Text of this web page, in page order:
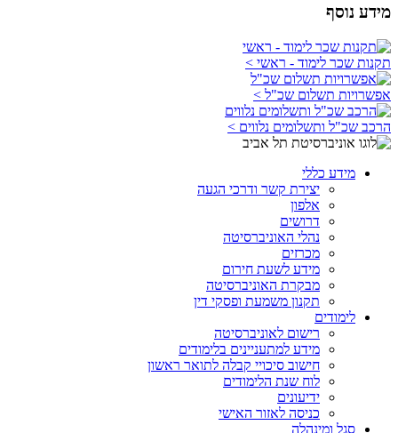
מידע נוסף
תקנות שכר לימוד - ראשי >
אפשרויות תשלום שכ"ל >
הרכב שכ"ל ותשלומים נלווים >
מידע כללי
יצירת קשר ודרכי הגעה
אלפון
דרושים
נהלי האוניברסיטה
מכרזים
מידע לשעת חירום
מבקרת האוניברסיטה
תקנון משמעת ופסקי דין
לימודים
רישום לאוניברסיטה
מידע למתעניינים בלימודים
חישוב סיכויי קבלה לתואר ראשון
לוח שנת הלימודים
ידיעונים
כניסה לאזור האישי
סגל ומינהלה